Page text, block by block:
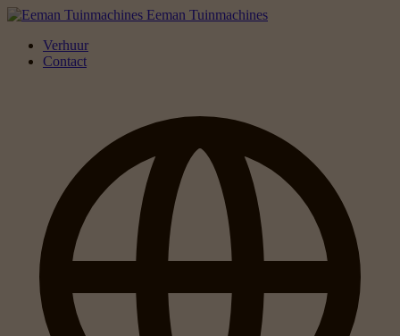
Eeman Tuinmachines
Verhuur
Contact